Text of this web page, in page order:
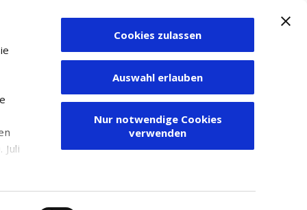
Juli
Cookies zulassen
Auswahl erlauben
Nur notwendige Cookies
verwenden
Zum Depot